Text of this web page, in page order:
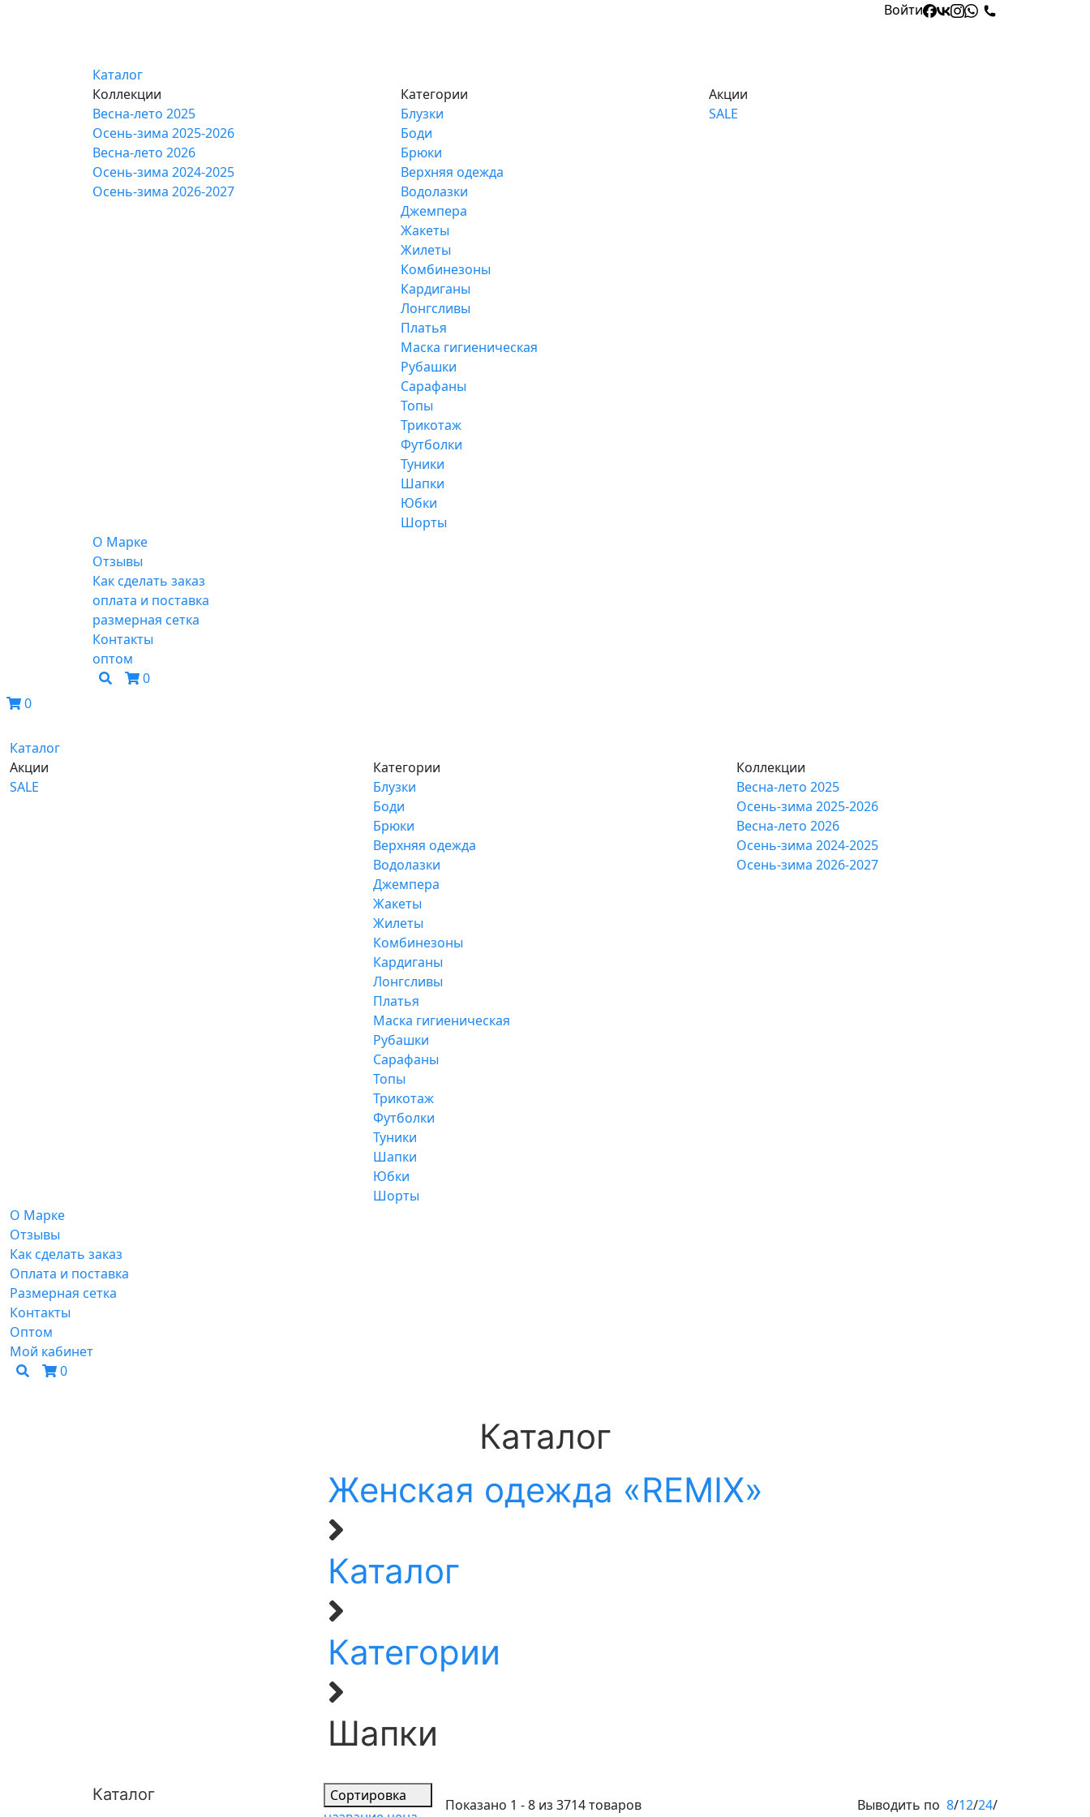
Войти
Каталог
Коллекции
Весна-лето 2025
Осень-зима 2025-2026
Весна-лето 2026
Осень-зима 2024-2025
Осень-зима 2026-2027
Категории
Блузки
Боди
Брюки
Верхняя одежда
Водолазки
Джемпера
Жакеты
Жилеты
Комбинезоны
Кардиганы
Лонгсливы
Платья
Маска гигиеническая
Рубашки
Сарафаны
Топы
Трикотаж
Футболки
Туники
Шапки
Юбки
Шорты
Акции
SALE
О Марке
Отзывы
Как сделать заказ
оплата и поставка
размерная сетка
Контакты
оптом
0
0
Каталог
Акции
SALE
Категории
Блузки
Боди
Брюки
Верхняя одежда
Водолазки
Джемпера
Жакеты
Жилеты
Комбинезоны
Кардиганы
Лонгсливы
Платья
Маска гигиеническая
Рубашки
Сарафаны
Топы
Трикотаж
Футболки
Туники
Шапки
Юбки
Шорты
Коллекции
Весна-лето 2025
Осень-зима 2025-2026
Весна-лето 2026
Осень-зима 2024-2025
Осень-зима 2026-2027
О Марке
Отзывы
Как сделать заказ
Оплата и поставка
Размерная сетка
Контакты
Оптом
Мой кабинет
0
Каталог
Женская одежда «REMIX»
Каталог
Категории
Шапки
Каталог
Сортировка
Показано 1 - 8 из 3714 товаров Выводить по 8/12/24/